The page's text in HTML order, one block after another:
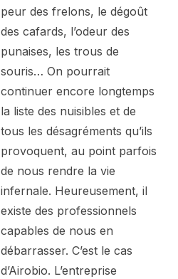
peur des frelons, le dégoût
des cafards, l’odeur des
punaises, les trous de
souris… On pourrait
continuer encore longtemps
la liste des nuisibles et de
tous les désagréments qu’ils
provoquent, au point parfois
de nous rendre la vie
infernale. Heureusement, il
existe des professionnels
capables de nous en
débarrasser. C’est le cas
d’Airobio. L’entreprise